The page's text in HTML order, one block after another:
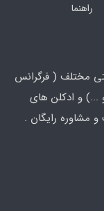
راهنما
مختلف ( فرگرانس
...) و ادکلن های
مشاوره رایگان .